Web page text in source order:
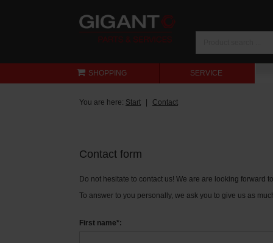
SHOPPING SERVICE
You are here: Start Contact
Contact form
Do not hesitate to contact us! We are are looking forward
To answer to you personally, we ask you to give us as
First name*: